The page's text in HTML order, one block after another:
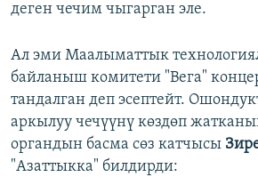
деген чечим чыгарган эле.
Ал эми Маалыматтык
байланыш комитети "Вега"
тандалган деп эсептейт.
аркылуу чечүүнү көздөп
органдын басма сөз катчысы
"Азаттыкка" билдирди: